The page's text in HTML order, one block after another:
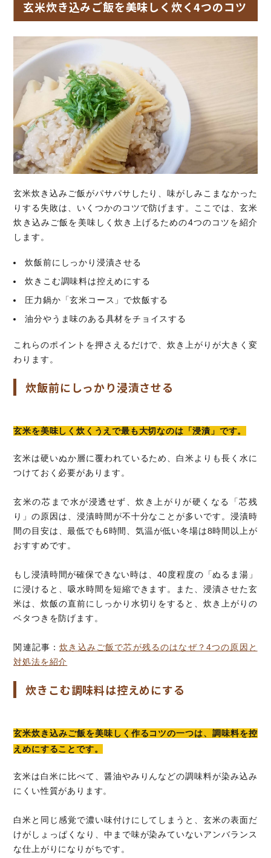
玄米炊き込みご飯を美味しく炊く4つのコツ
玄米炊き込みご飯がパサパサしたり、味がしみこまなかった
りする失敗は、いくつかのコツで防げます。ここでは、玄米
炊き込みご飯を美味しく炊き上げるための4つのコツを紹介
します。
炊飯前にしっかり浸漬させる
炊きこむ調味料は控えめにする
圧力鍋か「玄米コース」で炊飯する
油分やうま味のある具材をチョイスする
これらのポイントを押さえるだけで、炊き上がりが大きく変
わります。
炊飯前にしっかり浸漬させる
玄米を美味しく炊くうえで最も大切なのは「浸漬」です。
玄米は硬いぬか層に覆われているため、白米よりも長く水に
つけておく必要があります。
玄米の芯まで水が浸透せず、炊き上がりが硬くなる「芯残
り」の原因は、浸漬時間が不十分なことが多いです。浸漬時
間の目安は、最低でも6時間、気温が低い冬場は8時間以上が
おすすめです。
もし浸漬時間が確保できない時は、40度程度の「ぬるま湯」
に浸けると、吸水時間を短縮できます。また、浸漬させた玄
米は、炊飯の直前にしっかり水切りをすると、炊き上がりの
ベタつきを防げます。
関連記事：炊き込みご飯で芯が残るのはなぜ？4つの原因と
対処法を紹介
炊きこむ調味料は控えめにする
玄米炊き込みご飯を美味しく作るコツの一つは、調味料を控
えめにすることです。
玄米は白米に比べて、醤油やみりんなどの調味料が染み込み
にくい性質があります。
白米と同じ感覚で濃い味付けにしてしまうと、玄米の表面だ
けがしょっぱくなり、中まで味が染みていないアンバランス
な仕上がりになりがちです。